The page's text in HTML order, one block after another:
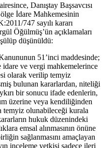
Danıştay Başsavcısı
İdare Mahkemesinin
747 sayılı kararı
Öğülmüş’ün açıklamaları
düşünüldü:
51’inci maddesinde;
idare ve vergi mahkemelerince
olarak verilip temyiz
bulunan kararlardan, niteliği
bir sonucu ifade edenlerin,
üzerine veya kendiliğinden
temyiz olunabileceği kurala
hukuk düzenindeki
emsal alınmasının önüne
sağlanmasını amaçlayan
inceleme yetkisi sadece ileri